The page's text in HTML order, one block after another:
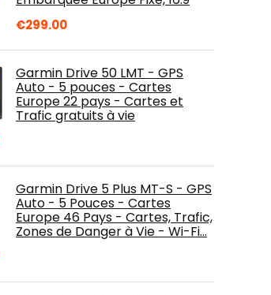
€299.00
Garmin Drive 50 LMT - GPS
Auto - 5 pouces - Cartes
Europe 22 pays - Cartes et
Trafic gratuits à vie
Garmin Drive 5 Plus MT-S - GPS
Auto - 5 Pouces - Cartes
Europe 46 Pays - Cartes, Trafic,
Zones de Danger à Vie - Wi-Fi…